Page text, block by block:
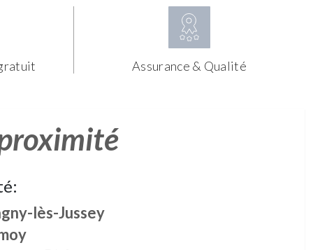
Assurance & Qualité
lès-Jussey